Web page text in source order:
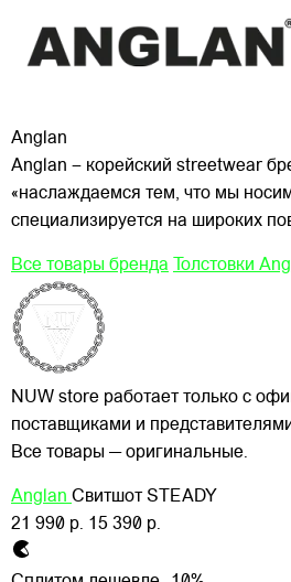
Anglan
Anglan – корейский streetwear
«наслаждаемся тем, что мы
специализируется на широких
Все товары бренда Толстовки
NUW store работает только с
поставщиками и
Все товары — оригинальные.
Anglan Свитшот STEADY
21 990 р. 15 390 р.